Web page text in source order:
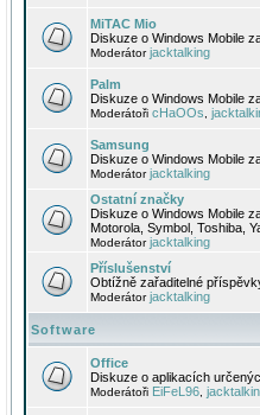
MiTAC Mio
Diskuze o Windows Mobile
Moderátorjacktalking
Palm
Diskuze o Windows Mobile
Moderátoři cHaOOs
Samsung
Diskuze o Windows Mobile
Moderátorjacktalking
Ostatní značky
Diskuze o Windows Mobile
Motorola, Symbol, Toshiba,
Moderátorjacktalking
Příslušenství
Obtížně zařaditelné
Moderátorjacktalking
Software
Office
Diskuze o aplikacích
Moderátoři EiFeL96